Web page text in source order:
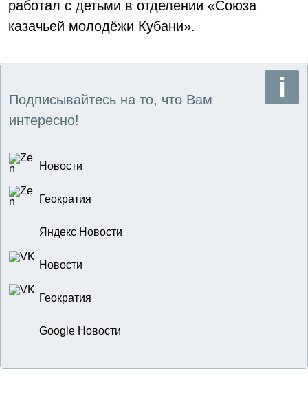
работал с детьми в отделении «Союза
казачьей молодёжи Кубани».
Подписывайтесь на то, что Вам
интересно!
Новости
Геократия
Яндекс Новости
Новости
Геократия
Google Новости